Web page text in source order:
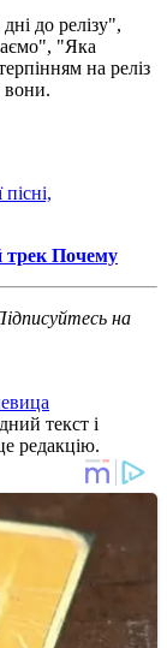
до релізу",
"Яка
на реліз
вони.
трек Почему
на
текст і
редакцію.